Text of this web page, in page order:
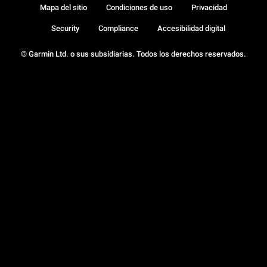
© Garmin Ltd. o sus subsidiarias. Todos los derechos reservados.
Mapa del sitio Condiciones de uso Privacidad
Security Compliance Accesibilidad digital